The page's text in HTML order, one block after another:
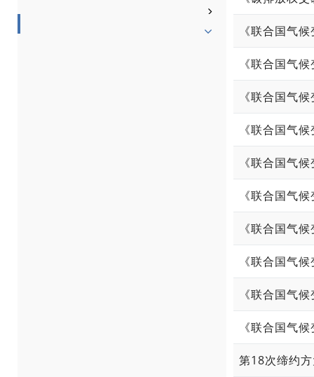
《联合国气
《联合国气
《联合国气
《联合国气
《联合国气
《联合国气
《联合国气
《联合国气
《联合国气
《联合国气
第18次缔约